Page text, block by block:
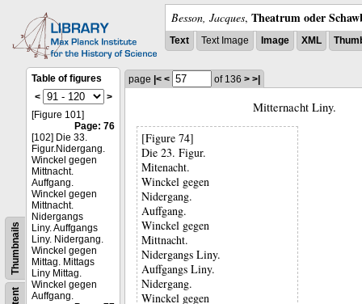
Besson, Jacques, Theatrum oder
Text Text Image Image XML
Thumbnails
Table of figures
<
>
[Figure 101]
Page: 76
[102] Die 33.
Figur.Nidergang.
Winckel gegen
Mittnacht.
Auffgang.
Winckel gegen
Mittnacht.
Nidergangs
Liny. Auffgangs
Liny. Nidergang.
Winckel gegen
Mittag. Mittags
Liny Mittag.
Winckel gegen
Auffgang.
page |< < of 136 > >|
Mitternacht Liny.
[Figure 74]
Die 23. Figur.
Mitenacht.
Winckel gegen
Nidergang.
Auffgang.
Winckel gegen
Mittnacht.
Nidergangs Liny.
Auffgangs Liny.
Nidergang.
Winckel gegen